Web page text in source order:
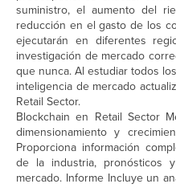
suministro, el aumento del
reducción en el gasto de los
ejecutarán en diferentes
investigación de mercado
que nunca. Al estudiar todos
inteligencia de mercado
Retail Sector.
Blockchain en Retail Sector
dimensionamiento y
Proporciona información
de la industria, pronósticos
mercado. Informe Incluye un